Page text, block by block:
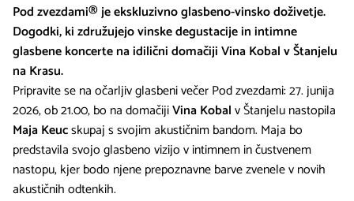
Pod zvezdami® je ekskluzivno glasbeno-vinsko doživetje.
Dogodki, ki združujejo vinske degustacije in intimne
glasbene koncerte na idilični domačiji Vina Kobal v Štanjelu
na Krasu.
Pripravite se na očarljiv glasbeni večer Pod zvezdami: 27. junija
2026, ob 21.00, bo na domačijiVina Kobalv Štanjelu nastopila
Maja Keucskupaj s svojim akustičnim bandom. Maja bo
predstavila svojo glasbeno vizijo v intimnem in čustvenem
nastopu, kjer bodo njene prepoznavne barve zvenele v novih
akustičnih odtenkih.